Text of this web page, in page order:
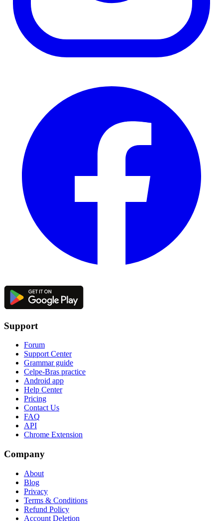
Support
Forum
Support Center
Grammar guide
Celpe-Bras practice
Android app
Help Center
Pricing
Contact Us
FAQ
API
Chrome Extension
Company
About
Blog
Privacy
Terms & Conditions
Refund Policy
Account Deletion